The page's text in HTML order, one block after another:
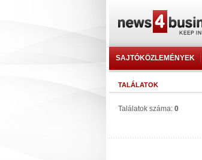
SAJTÓKÖZLEMÉNYEK
TALÁLATOK
Találatok száma: 0